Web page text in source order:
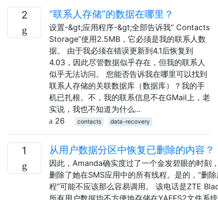
2 “联系人存储”的数据在哪里？
设置-&gt;应用程序-&gt;全部告诉我“ Contacts
Storage”使用2.5MB，它必须是我的联系人数
据。 由于我必须在错误更新到4.1后恢复到
4.03，因此尽管数据似乎存在，但我的联系人
似乎无法访问。 您能否告诉我在哪里可以找到
联系人存储的关联数据库（数据库）？我的手
机已扎根。不，我的联系信息不在GMail上，老
实说，我也不知道为什么...
26
contacts data-recovery
1 从用户数据分区中恢复已删除的内容？
因此，Amanda确实度过了一个金发碧眼的时刻
删除了她在SMS应用中的所有线程。是的，“删
程”可能不应该那么容易调用。 该电话是ZTE
所有用户数据均不方便地存储在YAFFS2文件系